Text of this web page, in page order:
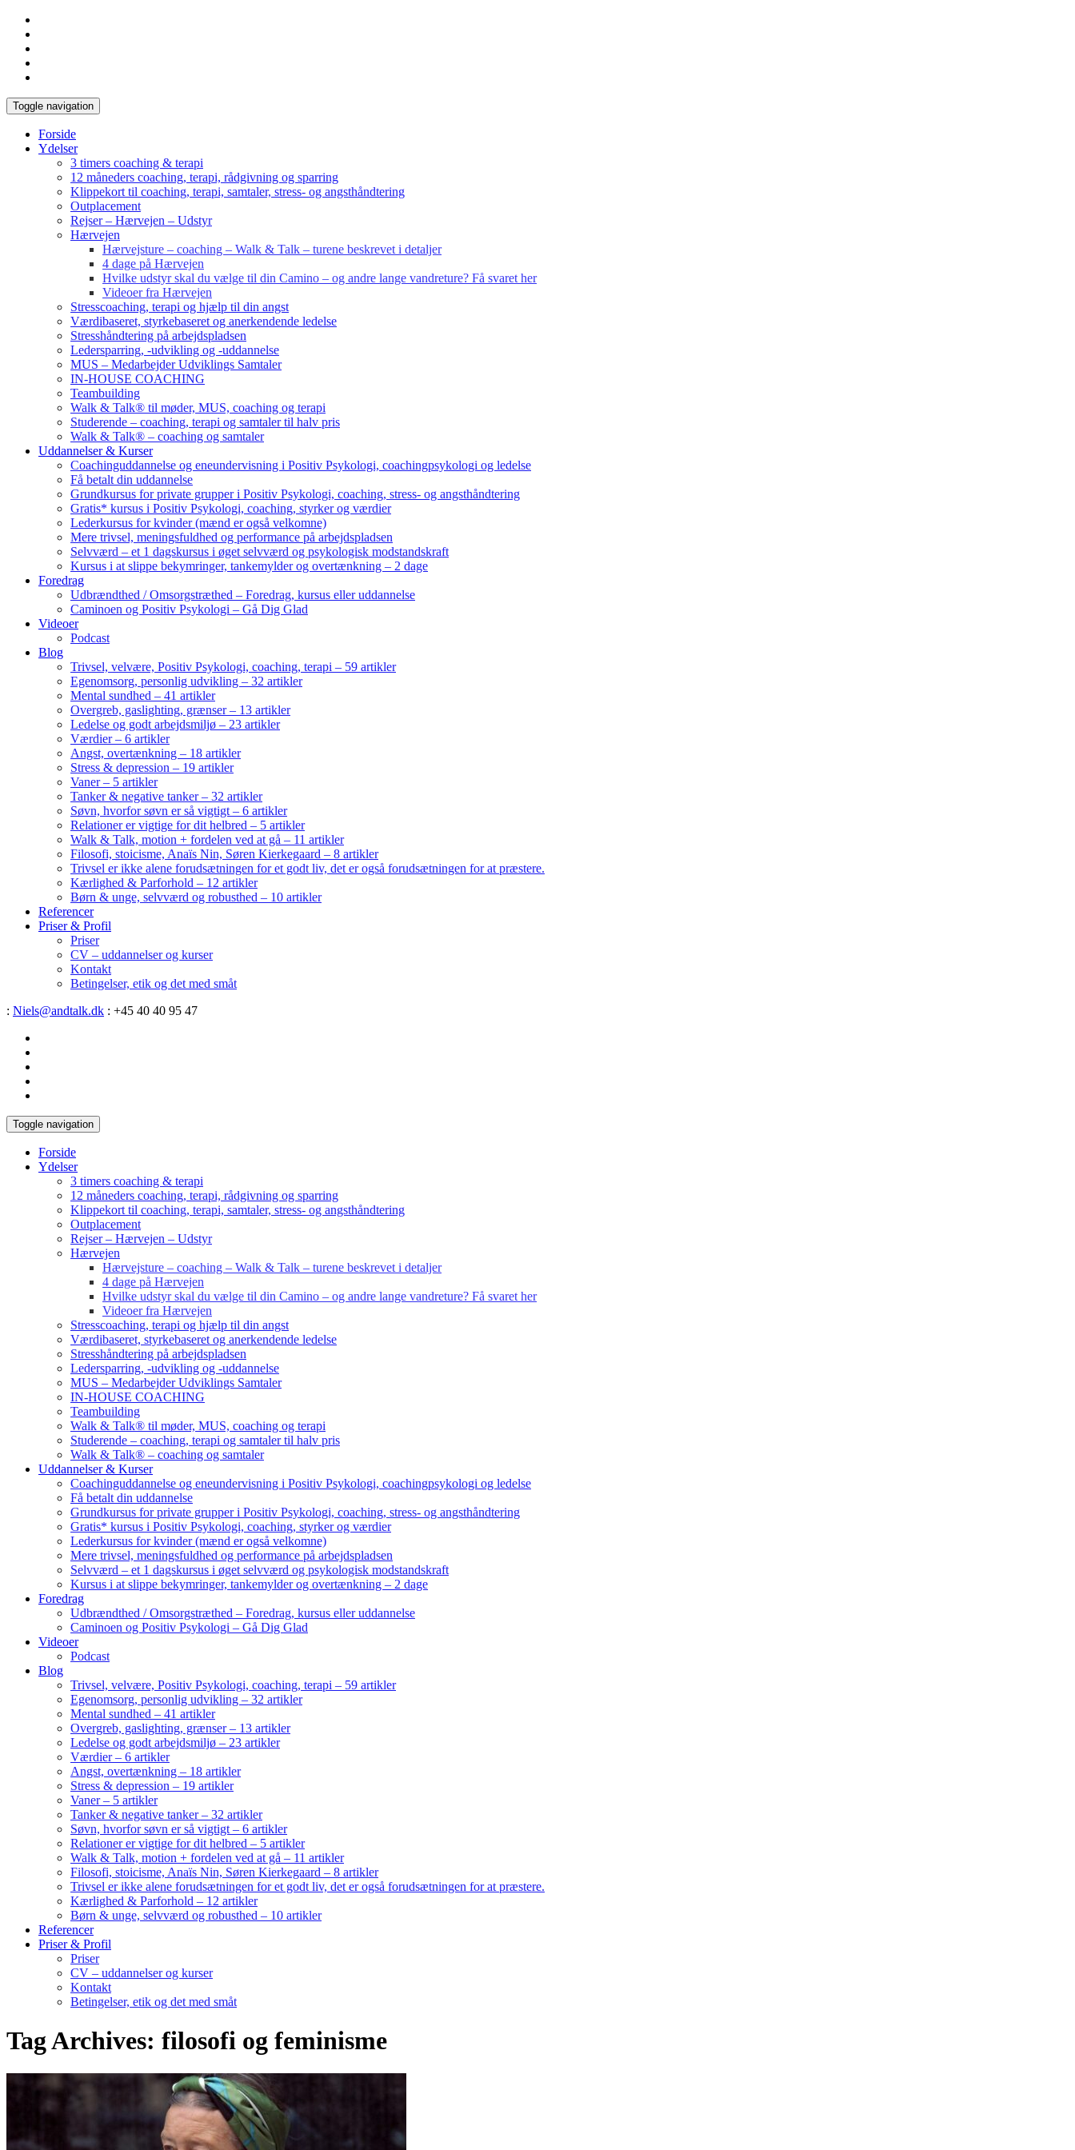
Toggle navigation
Forside
Ydelser
3 timers coaching & terapi
12 måneders coaching, terapi, rådgivning og sparring
Klippekort til coaching, terapi, samtaler, stress- og angsthåndtering
Outplacement
Rejser – Hærvejen – Udstyr
Hærvejen
Hærvejsture – coaching – Walk & Talk – turene beskrevet i detaljer
4 dage på Hærvejen
Hvilke udstyr skal du vælge til din Camino – og andre lange vandreture? Få svaret her
Videoer fra Hærvejen
Stresscoaching, terapi og hjælp til din angst
Værdibaseret, styrkebaseret og anerkendende ledelse
Stresshåndtering på arbejdspladsen
Ledersparring, -udvikling og -uddannelse
MUS – Medarbejder Udviklings Samtaler
IN-HOUSE COACHING
Teambuilding
Walk & Talk® til møder, MUS, coaching og terapi
Studerende – coaching, terapi og samtaler til halv pris
Walk & Talk® – coaching og samtaler
Uddannelser & Kurser
Coachinguddannelse og eneundervisning i Positiv Psykologi, coachingpsykologi og ledelse
Få betalt din uddannelse
Grundkursus for private grupper i Positiv Psykologi, coaching, stress- og angsthåndtering
Gratis* kursus i Positiv Psykologi, coaching, styrker og værdier
Lederkursus for kvinder (mænd er også velkomne)
Mere trivsel, meningsfuldhed og performance på arbejdspladsen
Selvværd – et 1 dagskursus i øget selvværd og psykologisk modstandskraft
Kursus i at slippe bekymringer, tankemylder og overtænkning – 2 dage
Foredrag
Udbrændthed / Omsorgstræthed – Foredrag, kursus eller uddannelse
Caminoen og Positiv Psykologi – Gå Dig Glad
Videoer
Podcast
Blog
Trivsel, velvære, Positiv Psykologi, coaching, terapi – 59 artikler
Egenomsorg, personlig udvikling – 32 artikler
Mental sundhed – 41 artikler
Overgreb, gaslighting, grænser – 13 artikler
Ledelse og godt arbejdsmiljø – 23 artikler
Værdier – 6 artikler
Angst, overtænkning – 18 artikler
Stress & depression – 19 artikler
Vaner – 5 artikler
Tanker & negative tanker – 32 artikler
Søvn, hvorfor søvn er så vigtigt – 6 artikler
Relationer er vigtige for dit helbred – 5 artikler
Walk & Talk, motion + fordelen ved at gå – 11 artikler
Filosofi, stoicisme, Anaïs Nin, Søren Kierkegaard – 8 artikler
Trivsel er ikke alene forudsætningen for et godt liv, det er også forudsætningen for at præstere.
Kærlighed & Parforhold – 12 artikler
Børn & unge, selvværd og robusthed – 10 artikler
Referencer
Priser & Profil
Priser
CV – uddannelser og kurser
Kontakt
Betingelser, etik og det med småt
: Niels@andtalk.dk : +45 40 40 95 47
Toggle navigation
Forside
Ydelser
3 timers coaching & terapi
12 måneders coaching, terapi, rådgivning og sparring
Klippekort til coaching, terapi, samtaler, stress- og angsthåndtering
Outplacement
Rejser – Hærvejen – Udstyr
Hærvejen
Hærvejsture – coaching – Walk & Talk – turene beskrevet i detaljer
4 dage på Hærvejen
Hvilke udstyr skal du vælge til din Camino – og andre lange vandreture? Få svaret her
Videoer fra Hærvejen
Stresscoaching, terapi og hjælp til din angst
Værdibaseret, styrkebaseret og anerkendende ledelse
Stresshåndtering på arbejdspladsen
Ledersparring, -udvikling og -uddannelse
MUS – Medarbejder Udviklings Samtaler
IN-HOUSE COACHING
Teambuilding
Walk & Talk® til møder, MUS, coaching og terapi
Studerende – coaching, terapi og samtaler til halv pris
Walk & Talk® – coaching og samtaler
Uddannelser & Kurser
Coachinguddannelse og eneundervisning i Positiv Psykologi, coachingpsykologi og ledelse
Få betalt din uddannelse
Grundkursus for private grupper i Positiv Psykologi, coaching, stress- og angsthåndtering
Gratis* kursus i Positiv Psykologi, coaching, styrker og værdier
Lederkursus for kvinder (mænd er også velkomne)
Mere trivsel, meningsfuldhed og performance på arbejdspladsen
Selvværd – et 1 dagskursus i øget selvværd og psykologisk modstandskraft
Kursus i at slippe bekymringer, tankemylder og overtænkning – 2 dage
Foredrag
Udbrændthed / Omsorgstræthed – Foredrag, kursus eller uddannelse
Caminoen og Positiv Psykologi – Gå Dig Glad
Videoer
Podcast
Blog
Trivsel, velvære, Positiv Psykologi, coaching, terapi – 59 artikler
Egenomsorg, personlig udvikling – 32 artikler
Mental sundhed – 41 artikler
Overgreb, gaslighting, grænser – 13 artikler
Ledelse og godt arbejdsmiljø – 23 artikler
Værdier – 6 artikler
Angst, overtænkning – 18 artikler
Stress & depression – 19 artikler
Vaner – 5 artikler
Tanker & negative tanker – 32 artikler
Søvn, hvorfor søvn er så vigtigt – 6 artikler
Relationer er vigtige for dit helbred – 5 artikler
Walk & Talk, motion + fordelen ved at gå – 11 artikler
Filosofi, stoicisme, Anaïs Nin, Søren Kierkegaard – 8 artikler
Trivsel er ikke alene forudsætningen for et godt liv, det er også forudsætningen for at præstere.
Kærlighed & Parforhold – 12 artikler
Børn & unge, selvværd og robusthed – 10 artikler
Referencer
Priser & Profil
Priser
CV – uddannelser og kurser
Kontakt
Betingelser, etik og det med småt
Tag Archives: filosofi og feminisme